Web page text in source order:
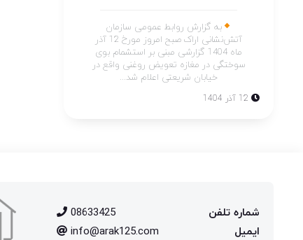
به گزارش روابط عمومی سازمان
آتش‌نشانی اراک صبح امروز مورخ 12 آذر
ماه 1404 گزارشی مبنی بر استشمام بوی
سوختگی در مغازه تعویض روغنی واقع در
خیابان شریعتی اعلام شد...
شماره تلفن
08633425
ایمیل
info@arak125.com